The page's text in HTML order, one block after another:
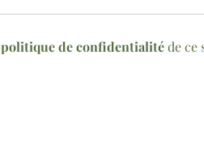
politique de confidentialitéde ce